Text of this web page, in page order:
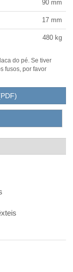
90 mm
17 mm
480 kg
do pé. Se tiver
fusos, por favor